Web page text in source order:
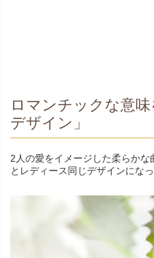
ロマンチックな意
デザイン」
2人の愛をイメージした柔らか
とレディース同じデザインになっ